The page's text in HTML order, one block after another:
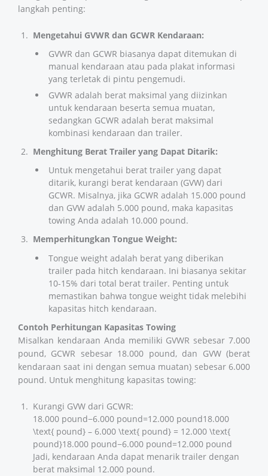
langkah penting:
Mengetahui GVWR dan GCWR Kendaraan:
GVWR dan GCWR biasanya dapat ditemukan di
manual kendaraan atau pada plakat informasi
yang terletak di pintu pengemudi.
GVWR adalah berat maksimal yang diizinkan
untuk kendaraan beserta semua muatan,
sedangkan GCWR adalah berat maksimal
kombinasi kendaraan dan trailer​​​​.
Menghitung Berat Trailer yang Dapat Ditarik:
Untuk mengetahui berat trailer yang dapat
ditarik, kurangi berat kendaraan (GVW) dari
GCWR. Misalnya, jika GCWR adalah 15.000 pound
dan GVW adalah 5.000 pound, maka kapasitas
towing Anda adalah 10.000 pound.
Memperhitungkan Tongue Weight:
Tongue weight adalah berat yang diberikan
trailer pada hitch kendaraan. Ini biasanya sekitar
10-15% dari total berat trailer. Penting untuk
memastikan bahwa tongue weight tidak melebihi
kapasitas hitch kendaraan​​​​.
Contoh Perhitungan Kapasitas Towing
Misalkan kendaraan Anda memiliki GVWR sebesar 7.000
pound, GCWR sebesar 18.000 pound, dan GVW (berat
kendaraan saat ini dengan semua muatan) sebesar 6.000
pound. Untuk menghitung kapasitas towing:
Kurangi GVW dari GCWR:
18.000 pound−6.000 pound=12.000 pound18.000
\text{ pound} – 6.000 \text{ pound} = 12.000 \text{
pound}18.000 pound−6.000 pound=12.000 pound
Jadi, kendaraan Anda dapat menarik trailer dengan
berat maksimal 12.000 pound.